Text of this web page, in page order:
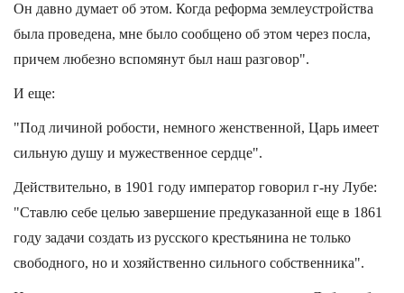
Он давно думает об этом. Когда реформа землеустройства
была проведена, мне было сообщено об этом через посла,
причем любезно вспомянут был наш разговор".
И еще:
"Под личиной робости, немного женственной, Царь имеет
сильную душу и мужественное сердце".
Действительно, в 1901 году император говорил г-ну Лубе:
"Ставлю себе целью завершение предуказанной еще в 1861
году задачи создать из русского крестьянина не только
свободного, но и хозяйственно сильного собственника".